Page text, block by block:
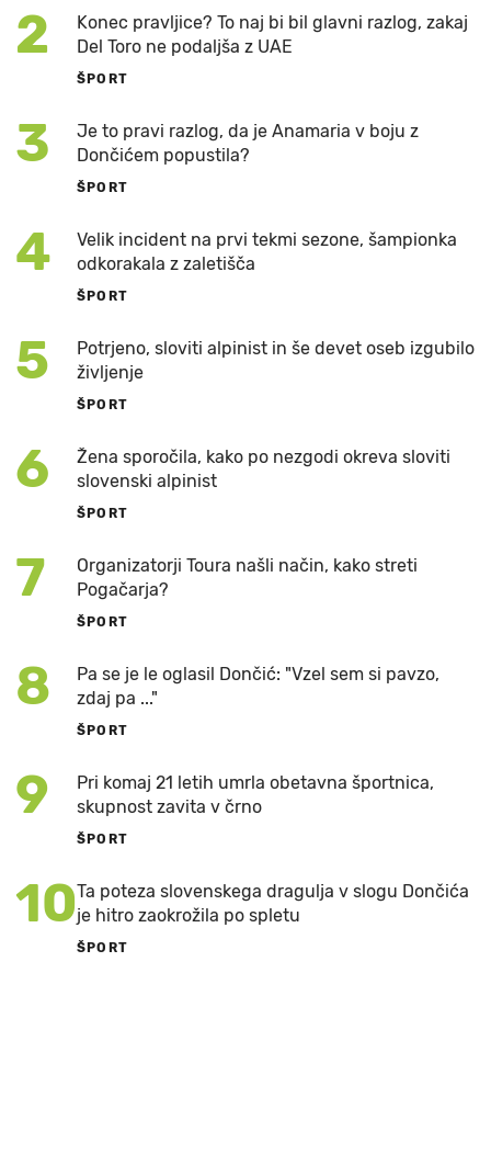
2
Konec pravljice? To naj bi bil glavni razlog, zakaj
Del Toro ne podaljša z UAE
ŠPORT
3
Je to pravi razlog, da je Anamaria v boju z
Dončićem popustila?
ŠPORT
4
Velik incident na prvi tekmi sezone, šampionka
odkorakala z zaletišča
ŠPORT
5
Potrjeno, sloviti alpinist in še devet oseb izgubilo
življenje
ŠPORT
6
Žena sporočila, kako po nezgodi okreva sloviti
slovenski alpinist
ŠPORT
7
Organizatorji Toura našli način, kako streti
Pogačarja?
ŠPORT
8
Pa se je le oglasil Dončić: "Vzel sem si pavzo,
zdaj pa ..."
ŠPORT
9
Pri komaj 21 letih umrla obetavna športnica,
skupnost zavita v črno
ŠPORT
10Ta poteza slovenskega dragulja v slogu Dončića
je hitro zaokrožila po spletu
ŠPORT